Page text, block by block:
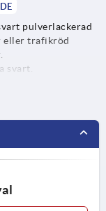
pulverlackerad
trafikröd
svart.